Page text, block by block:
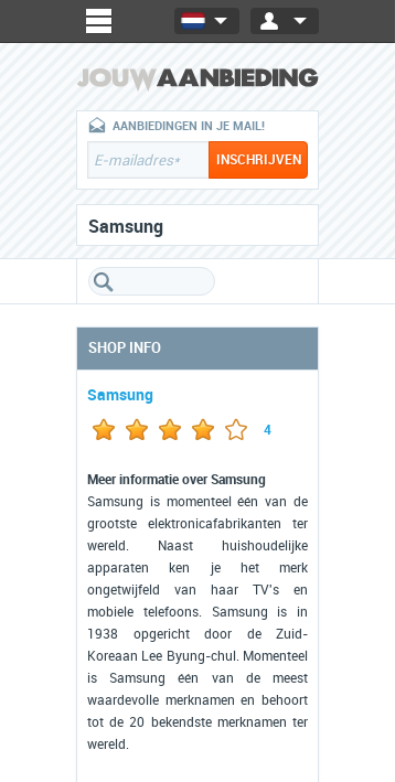
AANBIEDINGEN IN JE MAIL!
Samsung
SHOP INFO
Samsung
4
Meer informatie over Samsung
Samsung is momenteel één van de
grootste elektronicafabrikanten ter
wereld. Naast huishoudelijke
apparaten ken je het merk
ongetwijfeld van haar TV's en
mobiele telefoons. Samsung is in
1938 opgericht door de Zuid-
Koreaan Lee Byung-chul. Momenteel
is Samsung één van de meest
waardevolle merknamen en behoort
tot de 20 bekendste merknamen ter
wereld.